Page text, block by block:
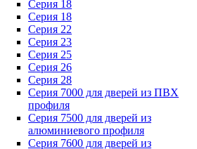
Серия 18
Серия 18
Серия 22
Серия 23
Серия 25
Серия 26
Серия 28
Серия 7000 для дверей из ПВХ
профиля
Серия 7500 для дверей из
алюминиевого профиля
Серия 7600 для дверей из